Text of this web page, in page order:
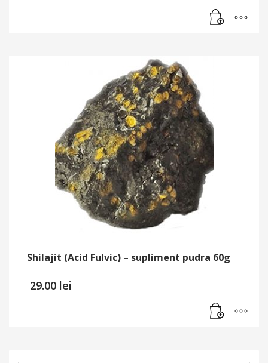
Shilajit (Acid Fulvic) – supliment pudra 60g
29.00 lei